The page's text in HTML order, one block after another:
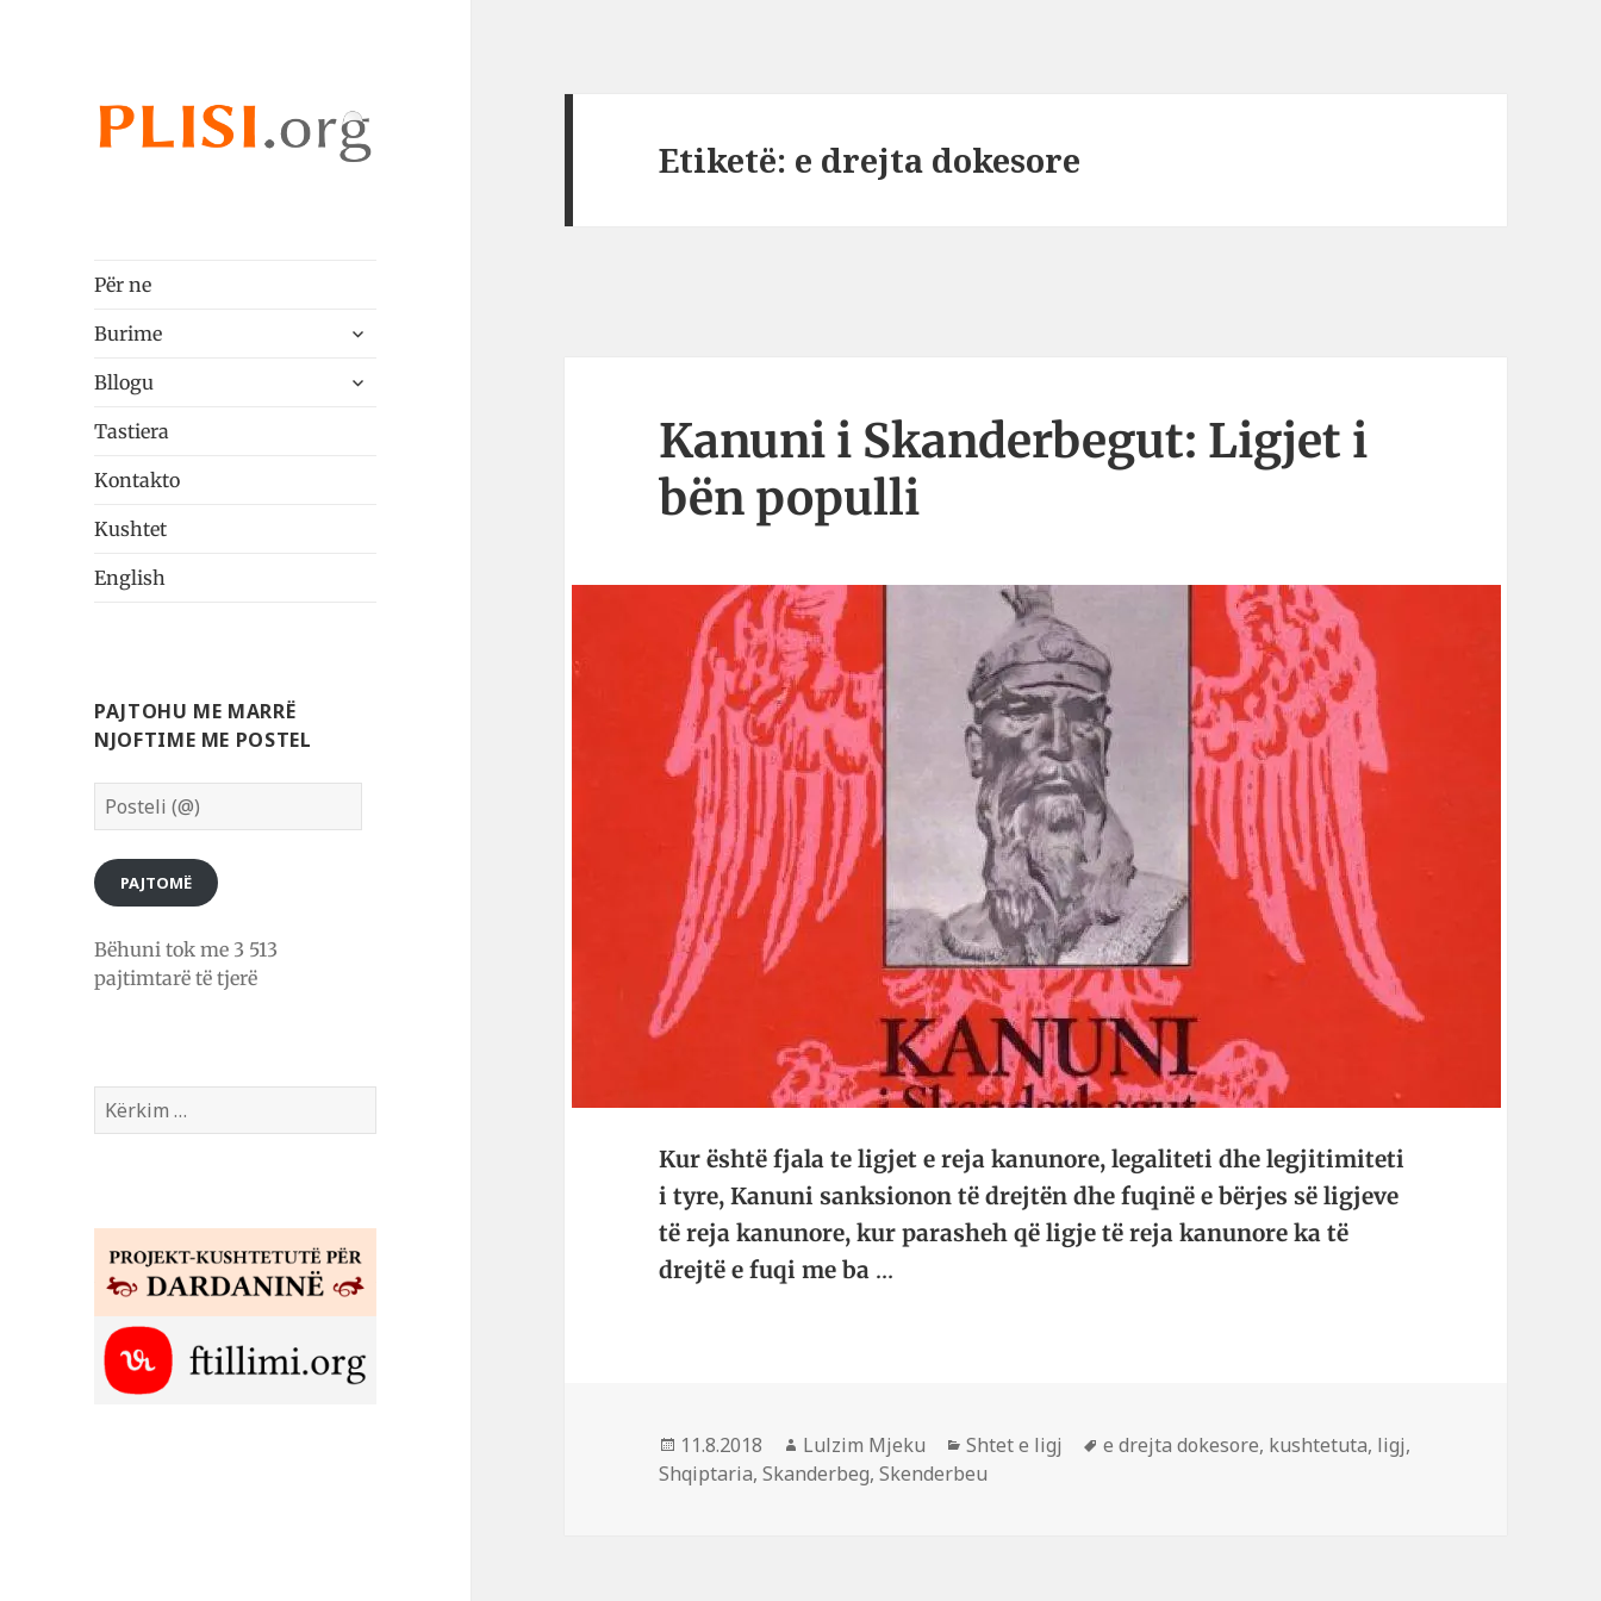
Për ne
Burime
zgjeroni
pjellë
Bllogu
zgjeroni
Tastiera
Kontakto
Kushtet
English
PAJTOHU ME MARRË
NJOFTIME ME POSTEL
Posteli
PAJTOMË
Bëhuni tok me 3 513
pajtimtarë të tjerë
Kërko
Etiketë: e drejta dokesore
Kanuni i Skanderbegut: Ligjet i
bën populli
Kur është fjala te ligjet e reja kanu­nore, legaliteti dhe legjitimiteti
i tyre, Ka­nuni sanksionon të drejtën dhe fuqinë e bër­jes së ligjeve
të reja kanunore, kur para­­sheh që ligje të reja kanunore ka të
drejtë e fuqi me ba …
Postuar
më
11.8.2018 Autor
Lulzim Mjeku Kategori
Shtet e ligj Etiketa
e drejta dokesore, kushtetuta, ligj,
Shqiptaria,Skanderbeg,Skenderbeu